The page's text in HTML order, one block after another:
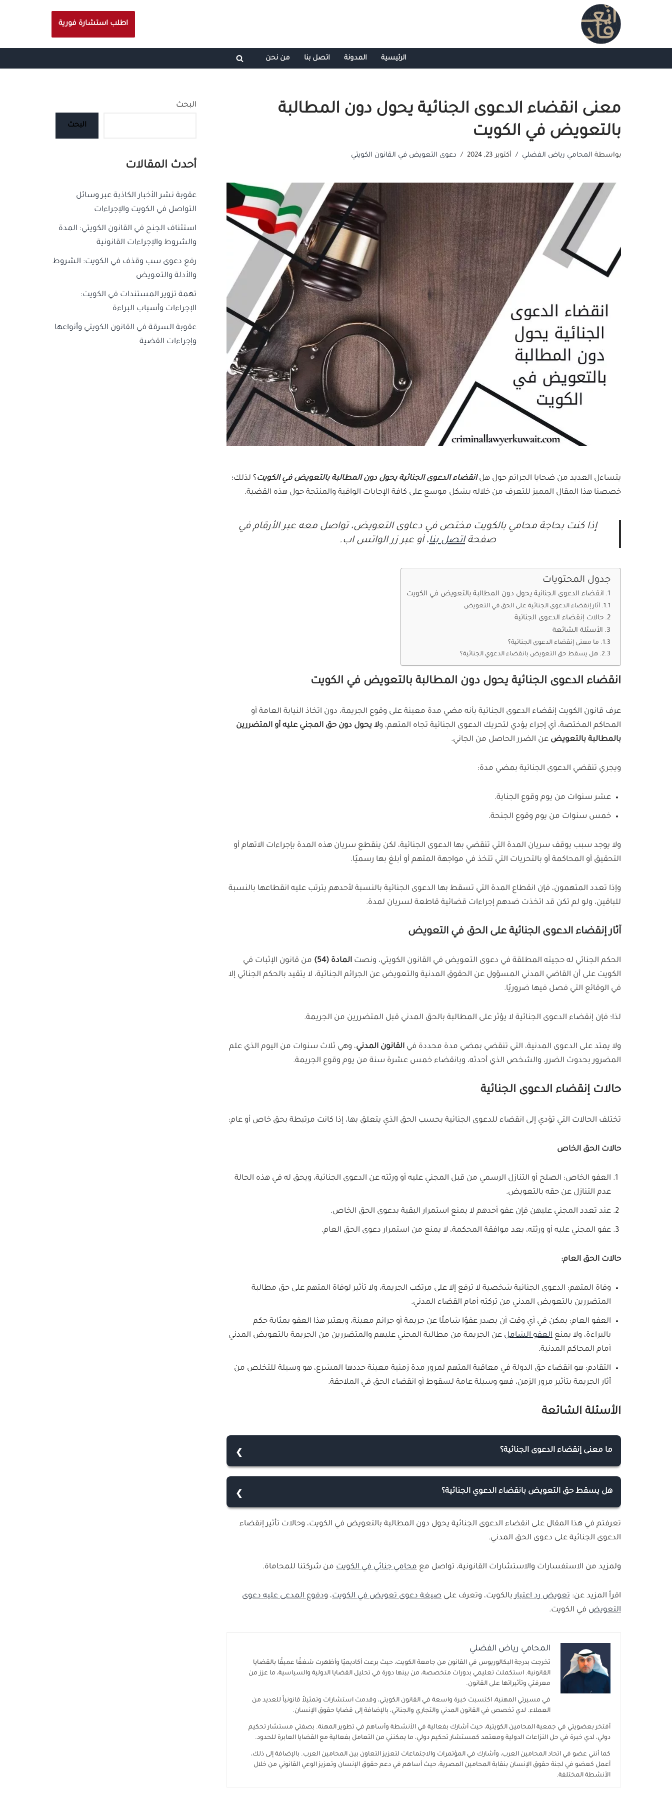
اطلب استشارة فورية
الرئيسية المدونة اتصل بنا من نحن
معنى انقضاء الدعوى الجنائية يحول دون المطالبة
بالتعويض في الكويت
بواسطة المحامي رياض الفضلي أكتوبر 23, 2024 دعوى التعويض في القانون الكويتي
يتساءل العديد من ضحايا الجرائم حول هلانقضاء الدعوى الجنائية يحول دون المطالبة بالتعويض في الكويت ؟ لذلك؛
خصصنا هذا المقال المميز للتعرف من خلاله بشكل موسع على كافة الإجابات الوافية والمنتجة حول هذه القضية.
إذا كنت بحاجة محامي بالكويت مختص في دعاوى التعويض، تواصل معه عبر الأرقام في
صفحةاتصل بنا، أو عبر زر الواتس اب.
جدول المحتويات
انقضاء الدعوى الجنائية يحول دون المطالبة بالتعويض في الكويت
آثار إنقضاء الدعوى الجنائية على الحق في التعويض
حالات إنقضاء الدعوى الجنائية
الأسئلة الشائعة
ما معنى إنقضاء الدعوى الجنائية؟
هل يسقط حق التعويض بانقضاء الدعوي الجنائية؟
انقضاء الدعوى الجنائية يحول دون المطالبة بالتعويض في الكويت
عرف قانون الكويت إنقضاء الدعوى الجنائية بأنه مضي مدة معينة على وقوع الجريمة، دون اتخاذ النيابة العامة أو
المحاكم المختصة، أي إجراء يؤدي لتحريك الدعوى الجنائية تجاه المتهم، ولا يحول دون حق المجني عليه أو المتضررين
بالمطالبة بالتعويض عن الضرر الحاصل من الجاني.
ويجري تنقضي الدعوى الجنائية بمضي مدة:
عشر سنوات من يوم وقوع الجناية.
خمس سنوات من يوم وقوع الجنحة.
ولا يوجد سبب يوقف سريان المدة التي تنقضي بها الدعوى الجنائية، لكن ينقطع سريان هذه المدة بإجراءات الاتهام أو
التحقيق أو المحاكمة أو بالتحريات التي تتخذ في مواجهة المتهم أو أبلغ بها رسميًا.
وإذا تعدد المتهمون، فإن انقطاع المدة التي تسقط بها الدعوى الجنائية بالنسبة لأحدهم يترتب عليه انقطاعها بالنسبة
للباقين، ولو لم تكن قد اتخذت ضدهم إجراءات قضائية قاطعة لسريان لمدة.
آثار إنقضاء الدعوى الجنائية على الحق في التعويض
الحكم الجنائي له حجيته المطلقة في دعوى التعويض في القانون الكويتي، ونصت المادة (54)
من قانون الإثبات في
الكويت على أن القاضي المدني المسؤول عن الحقوق المدنية والتعويض عن الجرائم الجنائية، لا يتقيد بالحكم الجنائي إلا
في الوقائع التي فصل فيها ضروريًا.
لذا؛ فإن إنقضاء الدعوى الجنائية لا يؤثر على المطالبة بالحق المدني قبل المتضررين من الجريمة.
ولا يمتد على الدعوى المدنية، التي تنقضي بمضي مدة محددة في القانون المدني، وهي ثلاث سنوات من اليوم الذي علم
المضرور بحدوث الضرر، والشخص الذي أحدثه، وبانقضاء خمس عشرة سنة من يوم وقوع الجريمة.
حالات إنقضاء الدعوى الجنائية
تختلف الحالات التي تؤدي إلى انقضاء للدعوى الجنائية بحسب الحق الذي يتعلق بها، إذا كانت مرتبطة بحق خاص أو عام:
حالات الحق الخاص
العفو الخاص: الصلح أو التنازل الرسمي من قبل المجني عليه أو ورثته عن الدعوى الجنائية، ويحق له في هذه الحالة
عدم التنازل عن حقه بالتعويض.
عند تعدد المجني عليهن فإن عفو أحدهم لا يمنع استمرار البقية بدعوى الحق الخاص.
عفو المجني عليه أو ورثته، بعد موافقة المحكمة، لا يمنع من استمرار دعوى الحق العام.
حالات الحق العام:
وفاة المتهم: الدعوى الجنائية شخصية لا ترفع إلا على مرتكب الجريمة، ولا تأثير لوفاة المتهم على حق مطالبة
المتضررين بالتعويض المدني من تركته أمام القضاء المدني.
العفو العام: يمكن في أي وقت أن يصدر عفوًا شاملًا عن جريمة أو جرائم معينة، ويعتبر هذا العفو بمثابة حكم
بالبراءة، ولا يمنع العفو الشامل عن الجريمة من مطالبة المجني عليهم والمتضررين من الجريمة بالتعويض المدني
أمام المحاكم المدنية.
التقادم: هو انقضاء حق الدولة في معاقبة المتهم لمرور مدة زمنية معينة حددها المشرع، هو وسيلة للتخلص من
آثار الجريمة بتأثير مرور الزمن، فهو وسيلة عامة لسقوط أو انقضاء الحق في الملاحقة.
الأسئلة الشائعة
ما معنى إنقضاء الدعوى الجنائية؟
أي إجراء يؤدي لتحريك الدعوى الجنائية تجاه المتهم، وانقضاء الدعوى الجنائية يسقط الحق في عقاب المتهم.
هل يسقط حق التعويض بانقضاء الدعوي الجنائية؟
التعويض بمرور ثلاث سنوات من اليوم الذي علم فيه المضرور بحدوث الضرر والجاني الذي أحدثه، وبانقضاء خمس
عشرة سنة من يوم وقوع الجريمة.
تعرفتم في هذا المقال على انقضاء الدعوى الجنائية يحول دون المطالبة بالتعويض في الكويت، وحالات تأثير إنقضاء
الدعوى الجنائية على دعوى الحق المدني.
ولمزيد من الاستفسارات والاستشارات القانونية، تواصل مع محامي جنائي في الكويت من شركتنا للمحاماة.
اقرأ المزيد عن: تعويض رد اعتبار بالكويت، وتعرف على صيغة دعوى تعويض في الكويت، ودفوع المدعى عليه دعوى
التعويض في الكويت.
المحامي رياض الفضلي
تخرجت بدرجة البكالوريوس في القانون من جامعة الكويت، حيث برعت أكاديميًا وأظهرت شغفًا عميقًا بالقضايا
القانونية. استكملت تعليمي بدورات متخصصة، من بينها دورة في تحليل القضايا الدولية والسياسية، ما عزز من
معرفتي وتأثيراتها على القانون.
في مسيرتي المهنية، اكتسبت خبرة واسعة في القانون الكويتي، وقدمت استشارات وتمثيلاً قانونياً للعديد من
العملاء. لدي تخصص في القانون المدني والتجاري والجنائي، بالإضافة إلى قضايا حقوق الإنسان.
أفتخر بعضويتي في جمعية المحامين الكويتية، حيث أشارك بفعالية في الأنشطة وأساهم في تطوير المهنة. بصفتي مستشار تحكيم
دولي، لدي خبرة في حل النزاعات الدولية ومعتمد كمستشار تحكيم دولي، ما يمكنني من التعامل بفعالية مع القضايا العابرة للحدود.
كما أنني عضو في اتحاد المحامين العرب، وأشارك في المؤتمرات والاجتماعات لتعزيز التعاون بين المحامين العرب. بالإضافة إلى ذلك،
أعمل كعضو في لجنة حقوق الإنسان بنقابة المحامين المصرية، حيث أساهم في دعم حقوق الإنسان وتعزيز الوعي القانوني من خلال
الأنشطة المختلفة.
البحث
البحث
أحدث المقالات
عقوبة نشر الأخبار الكاذبة عبر وسائل
التواصل في الكويت والإجراءات
استئناف الجنح في القانون الكويتي: المدة
والشروط والإجراءات القانونية
رفع دعوى سب وقذف في الكويت: الشروط
والأدلة والتعويض
تهمة تزوير المستندات في الكويت:
الإجراءات وأسباب البراءة
عقوبة السرقة في القانون الكويتي وأنواعها
وإجراءات القضية